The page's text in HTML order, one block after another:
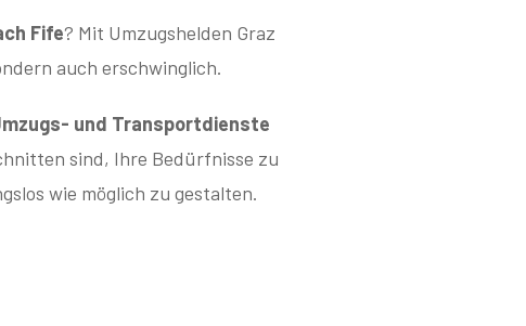
Fife? Mit Umzugshelden Graz
auch erschwinglich.
und Transportdienste
sind, Ihre Bedürfnisse zu
wie möglich zu gestalten.